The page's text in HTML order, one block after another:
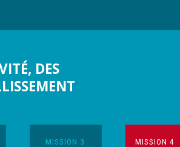
DES
MISSION 3 MISSION 4